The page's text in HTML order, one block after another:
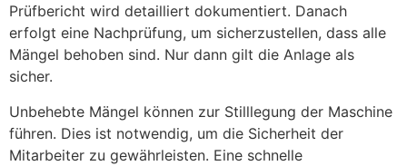
Prüfbericht wird detailliert dokumentiert. Danach
erfolgt eine Nachprüfung, um sicherzustellen, dass alle
Mängel behoben sind. Nur dann gilt die Anlage als
sicher.
Unbehebte Mängel können zur Stilllegung der Maschine
führen. Dies ist notwendig, um die Sicherheit der
Mitarbeiter zu gewährleisten. Eine schnelle